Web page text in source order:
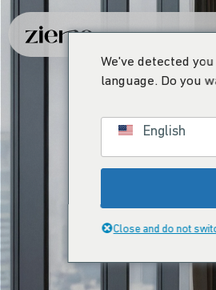
We've detected
language. Do you
English
Close and do not